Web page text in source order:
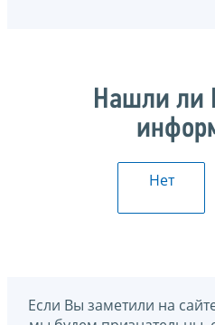
Нашли ли
Нет
Если Вы заметили на